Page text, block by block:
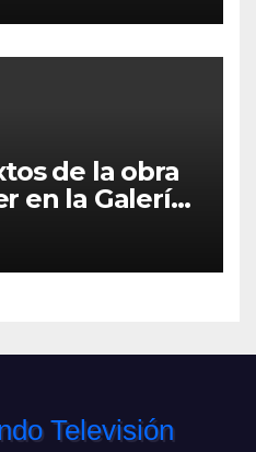
de la obra
en la Galería